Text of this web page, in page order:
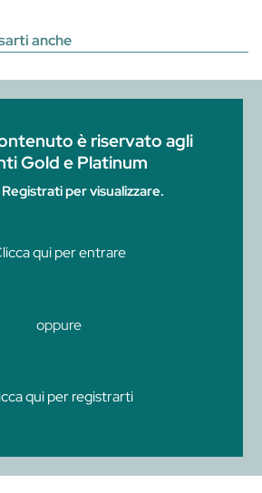
anche
è riservato agli
Gold e Platinum
per visualizzare.
qui per entrare
oppure
qui per registrarti